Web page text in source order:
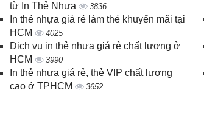
từ In Thẻ Nhựa
3836
In thẻ nhựa giá rẻ làm thẻ khuyến mãi tại
HCM
4025
Dịch vụ in thẻ nhựa giá rẻ chất lượng ở
HCM
3990
In thẻ nhựa giá rẻ, thẻ VIP chất lượng
cao ở TPHCM
3652